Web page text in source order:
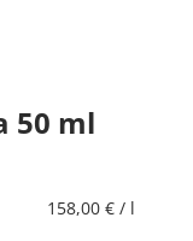
50 ml
158,00 € / l